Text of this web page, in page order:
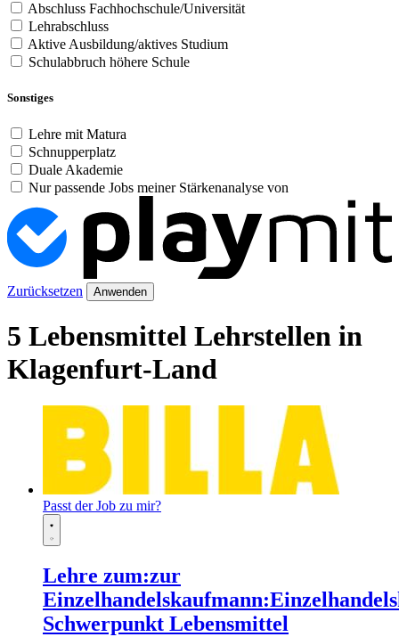
Abschluss Fachhochschule/Universität
Lehrabschluss
Aktive Ausbildung/aktives Studium
Schulabbruch höhere Schule
Sonstiges
Lehre mit Matura
Schnupperplatz
Duale Akademie
Nur passende Jobs meiner Stärkenanalyse von
Zurücksetzen Anwenden
5 Lebensmittel Lehrstellen in
Klagenfurt-Land
Passt der Job zu mir?
Lehre zum:zur
Schwerpunkt Lebensmittel